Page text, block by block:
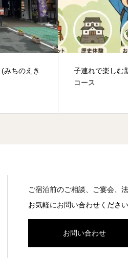
みちのえき
子連れで楽しむ
コース
ご宿泊前のご相談、ご宴会、
お気軽にお問い合わせください
お問い合わせ